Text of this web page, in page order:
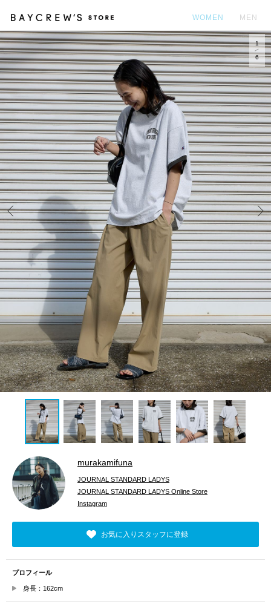
WOMEN MEN
Prev
1
6
murakamifuna
JOURNAL STANDARD LADYS
JOURNAL STANDARD LADYS Online Store
Instagram
お気に入りスタッフに登録
プロフィール
身長：162cm